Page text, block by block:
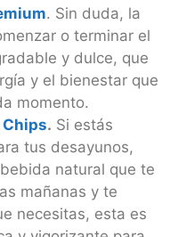
. Sin duda, la
o terminar el
y dulce, que
y el bienestar que
momento.
Chips. Si estás
tus desayunos,
natural que te
mañanas y te
necesitas, esta es